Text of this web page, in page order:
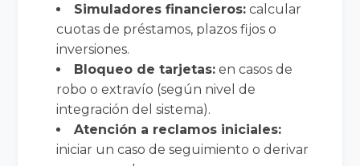
Simuladores financieros: calcular
cuotas de préstamos, plazos fijos o
inversiones.
Bloqueo de tarjetas: en casos de
robo o extravío (según nivel de
integración del sistema).
Atención a reclamos iniciales:
iniciar un caso de seguimiento o derivar